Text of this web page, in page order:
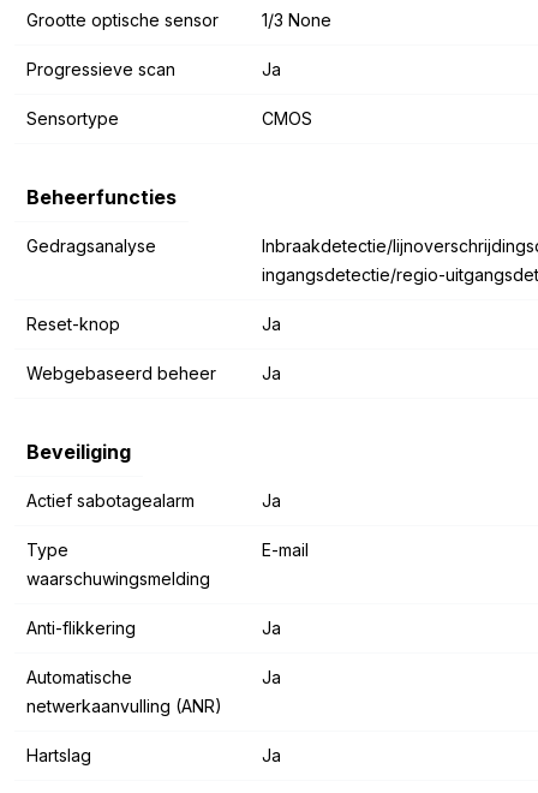
Grootte optische sensor 1/3 None
Progressieve scan Ja
Sensortype CMOS
Beheerfuncties
Gedragsanalyse
Inbraakdetectie/
ingangsdetectie/regio-
Reset-knop Ja
Webgebaseerd beheer Ja
Beveiliging
Actief sabotagealarm Ja
Type
waarschuwingsmelding
E-mail
Anti-flikkering Ja
Automatische
netwerkaanvulling (ANR)
Ja
Hartslag Ja